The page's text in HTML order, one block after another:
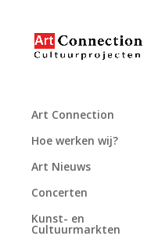
Art Connection
Hoe werken wij?
Art Nieuws
Concerten
Kunst- en
Cultuurmarkten